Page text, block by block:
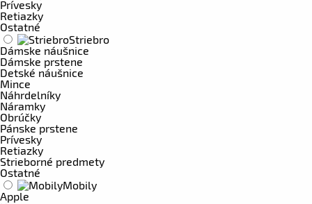
Prívesky
Retiazky
Ostatné
Striebro
Dámske náušnice
Dámske prstene
Detské náušnice
Mince
Náhrdelníky
Náramky
Obrúčky
Pánske prstene
Prívesky
Retiazky
Strieborné predmety
Ostatné
Mobily
Apple